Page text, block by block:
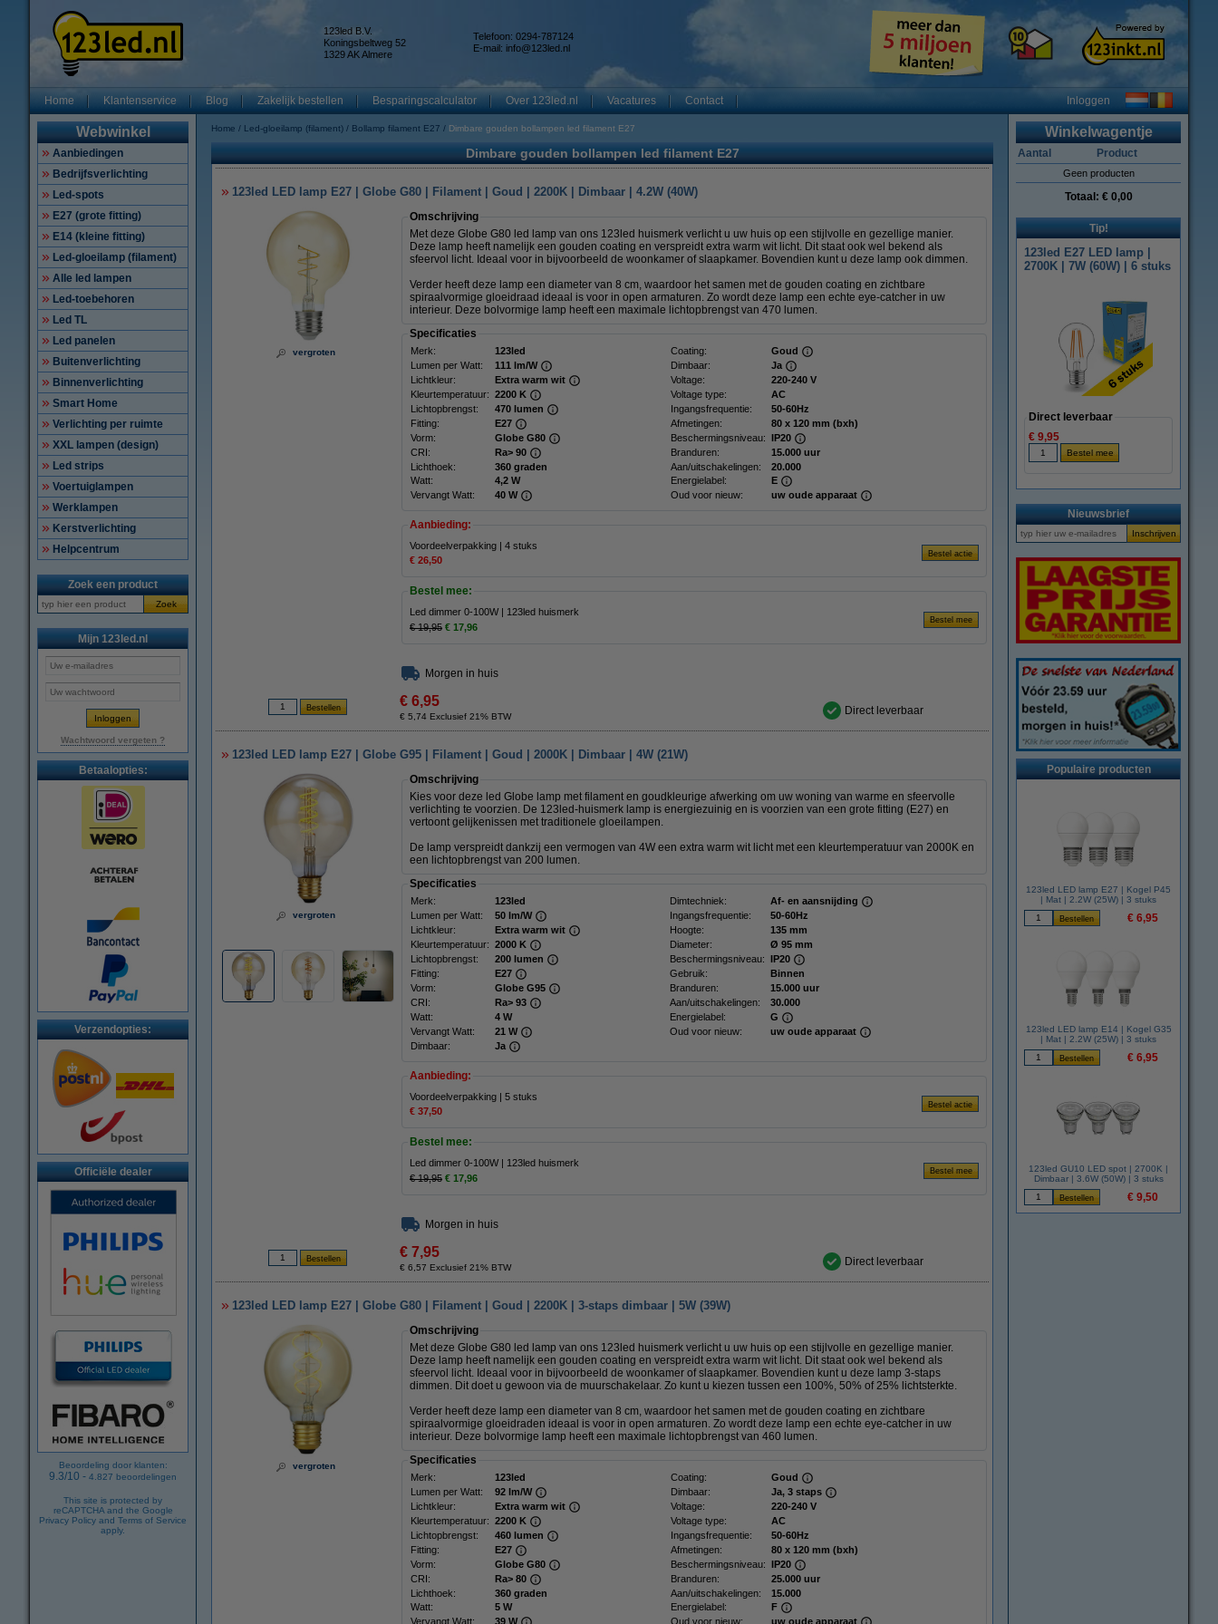
123led B.V.
Koningsbeltweg 52
1329 AK Almere
Telefoon: 0294-787124
E-mail: info@123led.nl
Home Klantenservice Blog Zakelijk bestellen Besparingscalculator Over 123led.nl Vacatures Contact Inloggen
Webwinkel
Aanbiedingen
Bedrijfsverlichting
Led-spots
E27 (grote fitting)
E14 (kleine fitting)
Led-gloeilamp (filament)
Alle led lampen
Led-toebehoren
Led TL
Led panelen
Buitenverlichting
Binnenverlichting
Smart Home
Verlichting per ruimte
XXL lampen (design)
Led strips
Voertuiglampen
Werklampen
Kerstverlichting
Helpcentrum
Zoek een product
Zoek
Mijn 123led.nl
Wachtwoord vergeten ?
Betaalopties:
Verzendopties:
Officiële dealer
Beoordeling door klanten:
9.3/10 - 4.827 beoordelingen
This site is protected by
reCAPTCHA and the Google
Privacy Policy and Terms of Service
apply.
Home Led-gloeilamp (filament) Bollamp filament E27 Dimbare gouden bollampen led filament E27
Dimbare gouden bollampen led filament E27
123led LED lamp E27 | Globe G80 | Filament | Goud | 2200K | Dimbaar | 4.2W (40W)
vergroten
Omschrijving
Met deze Globe G80 led lamp van ons 123led huismerk verlicht u uw huis op een stijlvolle en gezellige manier.
Deze lamp heeft namelijk een gouden coating en verspreidt extra warm wit licht. Dit staat ook wel bekend als
sfeervol licht. Ideaal voor in bijvoorbeeld de woonkamer of slaapkamer. Bovendien kunt u deze lamp ook dimmen.
Verder heeft deze lamp een diameter van 8 cm, waardoor het samen met de gouden coating en zichtbare
spiraalvormige gloeidraad ideaal is voor in open armaturen. Zo wordt deze lamp een echte eye-catcher in uw
interieur. Deze bolvormige lamp heeft een maximale lichtopbrengst van 470 lumen.
Specificaties
Merk: 123led Coating:
Goud
Lumen per Watt:
111 lm/W Dimbaar:
Ja
Lichtkleur:
Extra warm wit Voltage:
220-240 V
Kleurtemperatuur: 2200 K Voltage type:
AC
Lichtopbrengst:
470 lumen Ingangsfrequentie:
50-60Hz
Fitting:
E27 Afmetingen:
80 x 120 mm (bxh)
Vorm:
Globe G80 Beschermingsniveau: IP20
CRI:
Ra> 90 Branduren:
15.000 uur
Lichthoek:
360 graden Aan/uitschakelingen:
20.000
Watt:
4,2 W Energielabel:
E
Vervangt Watt:
40 W Oud voor nieuw: uw oude apparaat
Aanbieding:
Voordeelverpakking | 4 stuks
€ 26,50
Bestel mee:
Led dimmer 0-100W | 123led huismerk
€ 19,95 € 17,96
Morgen in huis
€ 6,95
€ 5,74 Exclusief 21% BTW Direct leverbaar
123led LED lamp E27 | Globe G95 | Filament | Goud | 2000K | Dimbaar | 4W (21W)
vergroten
Omschrijving
Kies voor deze led Globe lamp met filament en goudkleurige afwerking om uw woning van warme en sfeervolle
verlichting te voorzien. De 123led-huismerk lamp is energiezuinig en is voorzien van een grote fitting (E27) en
vertoont gelijkenissen met traditionele gloeilampen.
De lamp verspreidt dankzij een vermogen van 4W een extra warm wit licht met een kleurtemperatuur van 2000K en
een lichtopbrengst van 200 lumen.
Specificaties
Merk: 123led Dimtechniek:
Af- en aansnijding
Lumen per Watt:
50 lm/W Ingangsfrequentie:
50-60Hz
Lichtkleur:
Extra warm wit Hoogte:
135 mm
Kleurtemperatuur: 2000 K Diameter:
Ø 95 mm
Lichtopbrengst:
200 lumen Beschermingsniveau: IP20
Fitting:
E27 Gebruik:
Binnen
Vorm:
Globe G95 Branduren:
15.000 uur
CRI:
Ra> 93 Aan/uitschakelingen:
30.000
Watt:
4 W Energielabel:
G
Vervangt Watt:
21 W Oud voor nieuw:
uw oude apparaat
Dimbaar:
Ja
Aanbieding:
Voordeelverpakking | 5 stuks
€ 37,50
Bestel mee:
Led dimmer 0-100W | 123led huismerk
€ 19,95 € 17,96
Morgen in huis
€ 7,95
€ 6,57 Exclusief 21% BTW Direct leverbaar
123led LED lamp E27 | Globe G80 | Filament | Goud | 2200K | 3-staps dimbaar | 5W (39W)
vergroten
Omschrijving
Met deze Globe G80 led lamp van ons 123led huismerk verlicht u uw huis op een stijlvolle en gezellige manier.
Deze lamp heeft namelijk een gouden coating en verspreidt extra warm wit licht. Dit staat ook wel bekend als
sfeervol licht. Ideaal voor in bijvoorbeeld de woonkamer of slaapkamer. Bovendien kunt u deze lamp 3-staps
dimmen. Dit doet u gewoon via de muurschakelaar. Zo kunt u kiezen tussen een 100%, 50% of 25% lichtsterkte.
Verder heeft deze lamp een diameter van 8 cm, waardoor het samen met de gouden coating en zichtbare
spiraalvormige gloeidraden ideaal is voor in open armaturen. Zo wordt deze lamp een echte eye-catcher in uw
interieur. Deze bolvormige lamp heeft een maximale lichtopbrengst van 460 lumen.
Specificaties
Merk: 123led Coating:
Goud
Lumen per Watt:
92 lm/W Dimbaar:
Ja, 3 staps
Lichtkleur:
Extra warm wit Voltage:
220-240 V
Kleurtemperatuur: 2200 K Voltage type:
AC
Lichtopbrengst:
460 lumen Ingangsfrequentie:
50-60Hz
Fitting:
E27 Afmetingen:
80 x 120 mm (bxh)
Vorm:
Globe G80 Beschermingsniveau: IP20
CRI:
Ra> 80 Branduren:
25.000 uur
Lichthoek:
360 graden Aan/uitschakelingen:
15.000
Watt:
5 W Energielabel:
F
Vervangt Watt:
39 W Oud voor nieuw: uw oude apparaat
Winkelwagentje
Aantal Product
Geen producten
Totaal: € 0,00
Tip!
123led E27 LED lamp |
2700K | 7W (60W) | 6 stuks
Direct leverbaar
€ 9,95
Nieuwsbrief
Populaire producten
123led LED lamp E27 | Kogel P45
| Mat | 2.2W (25W) | 3 stuks
€ 6,95
123led LED lamp E14 | Kogel G35
| Mat | 2.2W (25W) | 3 stuks
€ 6,95
123led GU10 LED spot | 2700K |
Dimbaar | 3.6W (50W) | 3 stuks
€ 9,50